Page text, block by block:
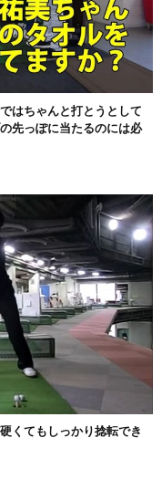
はちゃんと打とうとして
先っぽに当たるのには必
くてもしっかり捻転でき